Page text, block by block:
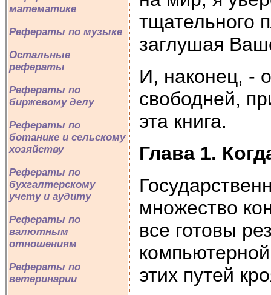
математике
Рефераты по музыке
Остальные
рефераты
Рефераты по
биржевому делу
Рефераты по
ботанике и сельскому
хозяйству
Рефераты по
бухгалтерскому
учету и аудиту
Рефераты по
валютным
отношениям
Рефераты по
ветеринарии
тщательного
заглушая
И, наконец, -
свободней,
эта книга.
Глава 1.
множество
все готовы
этих путей